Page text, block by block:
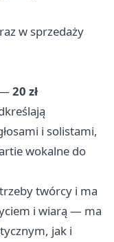
w sprzedaży
20 zł
i solistami,
wokalne do
twórcy i ma
i wiarą — ma
jak i